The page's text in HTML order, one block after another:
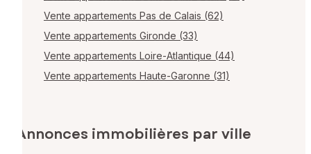
Vente appartements Pas de Calais (62)
Vente appartements Gironde (33)
Vente appartements Loire-Atlantique (44)
Vente appartements Haute-Garonne (31)
Annonces immobilières par ville